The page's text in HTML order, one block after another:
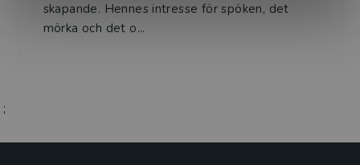
skapande. Hennes intresse för spöken, det
mörka och det o...
;